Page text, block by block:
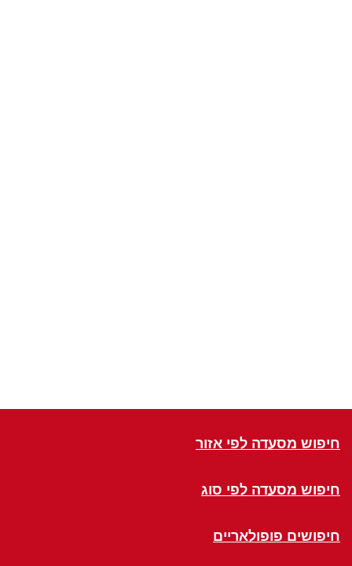
חיפוש מסעדה לפי אזור
חיפוש מסעדה לפי סוג
חיפושים פופולאריים